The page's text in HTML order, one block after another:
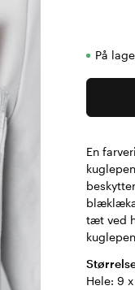
På
En
tæt ved
Hele: 9